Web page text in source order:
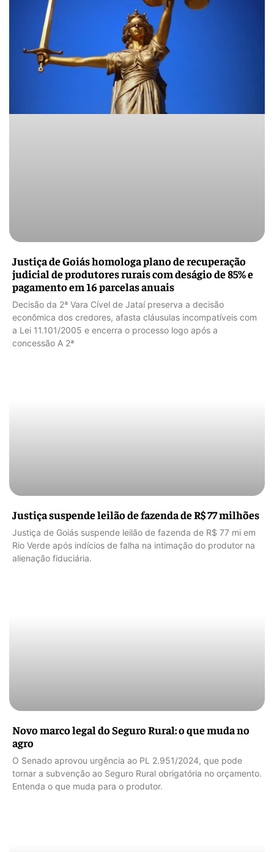
Justiça de Goiás homologa plano de recuperação
judicial de produtores rurais com deságio de 85% e
pagamento em 16 parcelas anuais
Decisão da 2ª Vara Cível de Jataí preserva a decisão
econômica dos credores, afasta cláusulas incompatíveis com
a Lei 11.101/2005 e encerra o processo logo após a
concessão A 2ª
Justiça suspende leilão de fazenda de R$ 77 milhões
Justiça de Goiás suspende leilão de fazenda de R$ 77 mi em
Rio Verde após indícios de falha na intimação do produtor na
alienação fiduciária.
Novo marco legal do Seguro Rural: o que muda no
agro
O Senado aprovou urgência ao PL 2.951/2024, que pode
tornar a subvenção ao Seguro Rural obrigatória no orçamento.
Entenda o que muda para o produtor.